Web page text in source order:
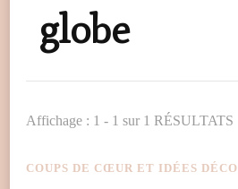
globe
Affichage : 1 - 1 sur 1 RÉSULTATS
COUPS DE CŒUR ET IDÉES DÉCO